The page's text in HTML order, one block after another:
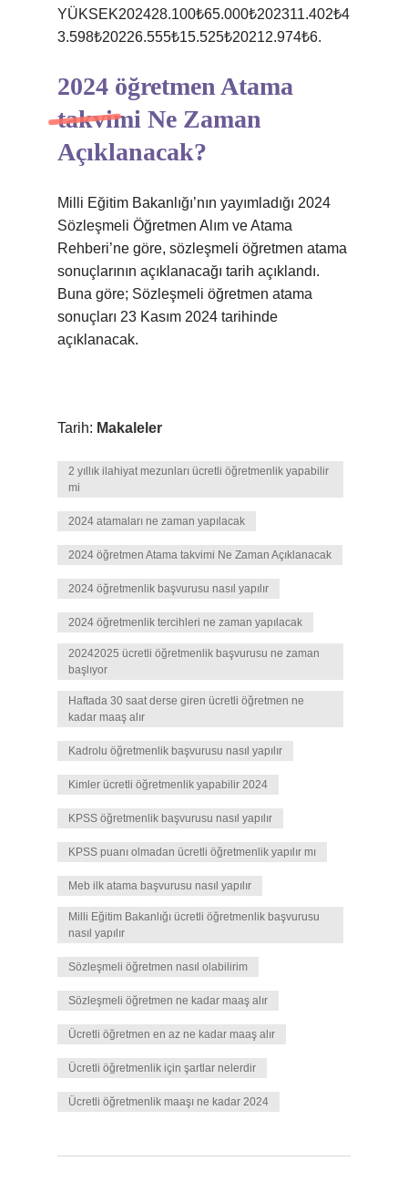
YÜKSEK202428.100₺65.000₺202311.402₺4
3.598₺20226.555₺15.525₺20212.974₺6.
2024 öğretmen Atama
takvimi Ne Zaman
Açıklanacak?
Milli Eğitim Bakanlığı’nın yayımladığı 2024
Sözleşmeli Öğretmen Alım ve Atama
Rehberi’ne göre, sözleşmeli öğretmen atama
sonuçlarının açıklanacağı tarih açıklandı.
Buna göre; Sözleşmeli öğretmen atama
sonuçları 23 Kasım 2024 tarihinde
açıklanacak.
Tarih: Makaleler
2 yıllık ilahiyat mezunları ücretli öğretmenlik yapabilir
mi
2024 atamaları ne zaman yapılacak
2024 öğretmen Atama takvimi Ne Zaman Açıklanacak
2024 öğretmenlik başvurusu nasıl yapılır
2024 öğretmenlik tercihleri ne zaman yapılacak
20242025 ücretli öğretmenlik başvurusu ne zaman
başlıyor
Haftada 30 saat derse giren ücretli öğretmen ne
kadar maaş alır
Kadrolu öğretmenlik başvurusu nasıl yapılır
Kimler ücretli öğretmenlik yapabilir 2024
KPSS öğretmenlik başvurusu nasıl yapılır
KPSS puanı olmadan ücretli öğretmenlik yapılır mı
Meb ilk atama başvurusu nasıl yapılır
Milli Eğitim Bakanlığı ücretli öğretmenlik başvurusu
nasıl yapılır
Sözleşmeli öğretmen nasıl olabilirim
Sözleşmeli öğretmen ne kadar maaş alır
Ücretli öğretmen en az ne kadar maaş alır
Ücretli öğretmenlik için şartlar nelerdir
Ücretli öğretmenlik maaşı ne kadar 2024